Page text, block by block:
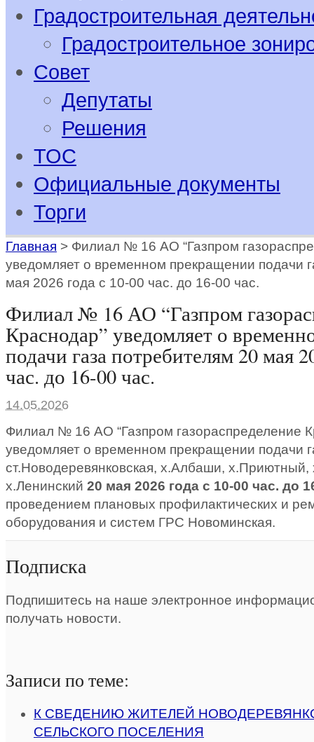
Градостроительная
Градостроительное
Совет
Депутаты
Решения
ТОС
Официальные документы
Торги
Главная > Филиал № 16 АО “Газпром
уведомляет о временном прекращении подачи
мая 2026 года с 10-00 час. до 16-00 час.
Филиал № 16 АО “Газпром
Краснодар” уведомляет о
подачи газа потребителям 20 мая
час. до 16-00 час.
14.05.2026
Филиал № 16 АО “Газпром газораспределение
уведомляет о временном прекращении подачи
ст.Новодеревянковская, х.Албаши,
х.Ленинский 20 мая 2026 года с 10-00 час. до
проведением плановых профилактических и
оборудования и систем ГРС Новоминская.
Подписка
Подпишитесь на наше электронное
получать новости.
Записи по теме:
К СВЕДЕНИЮ ЖИТЕЛЕЙ
СЕЛЬСКОГО ПОСЕЛЕНИЯ